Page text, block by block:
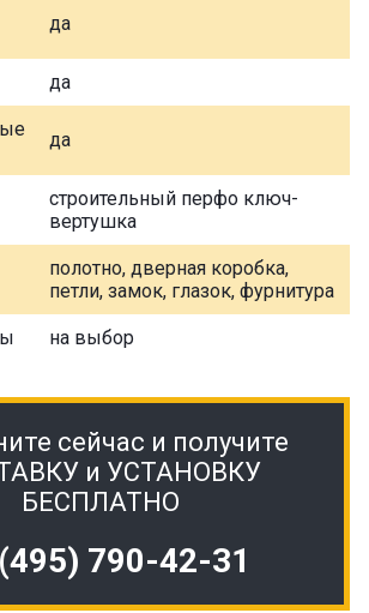
да
да
да
строительный перфо ключ-
вертушка
полотно, дверная коробка,
петли, замок, глазок, фурнитура
на выбор
сейчас и получите
и УСТАНОВКУ
БЕСПЛАТНО
790-42-31